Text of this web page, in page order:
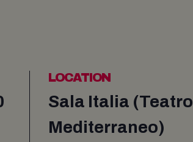
LOCATION
Sala Italia (Teatro
Mediterraneo)